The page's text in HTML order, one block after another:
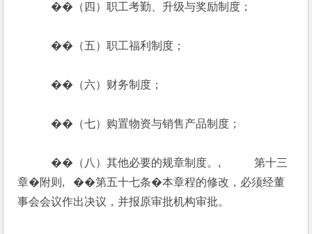
��（四）职工考勤、升级与奖励制度；
��（五）职工福利制度；
��（六）财务制度；
��（七）购置物资与销售产品制度；
��（八）其他必要的规章制度。,            第十三
章�附则,   ��第五十七条�本章程的修改，必须经董
事会会议作出决议，并报原审批机构审批。